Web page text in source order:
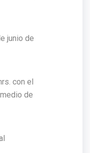
junio de
con el
de